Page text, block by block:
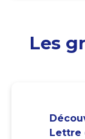
Les
Lettre